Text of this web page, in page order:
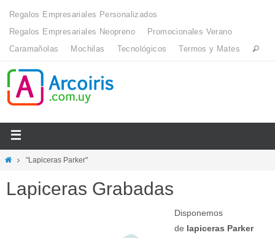
Regalos Empresariales Personalizados
Regalos Empresariales Neopreno
Promocionales Verano
Caramañolas
Mochilas Tecnológicos Termos y Mates
"Lapiceras Parker"
Lapiceras Grabadas
Disponemos
de lapiceras Parker